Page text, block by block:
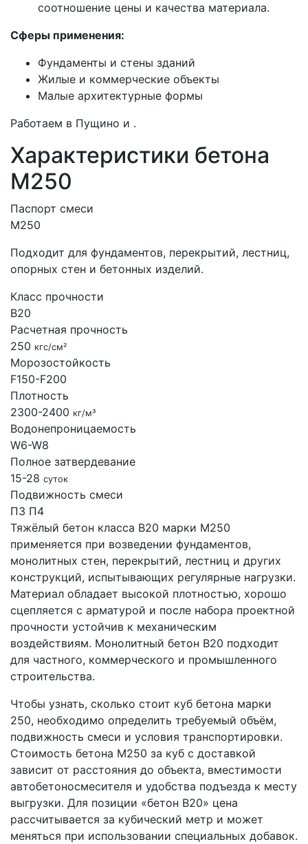
соотношение цены и качества материала.
Сферы применения:
Фундаменты и стены зданий
Жилые и коммерческие объекты
Малые архитектурные формы
Работаем в Пущино и .
Характеристики бетона
М250
Паспорт смеси
М250
Подходит для фундаментов, перекрытий, лестниц,
опорных стен и бетонных изделий.
Класс прочности
B20
Расчетная прочность
250 кгс/см²
Морозостойкость
F150-F200
Плотность
2300-2400 кг/м³
Водонепроницаемость
W6-W8
Полное затвердевание
15-28 суток
Подвижность смеси
П3 П4
Тяжёлый бетон класса В20 марки М250
применяется при возведении фундаментов,
монолитных стен, перекрытий, лестниц и других
конструкций, испытывающих регулярные нагрузки.
Материал обладает высокой плотностью, хорошо
сцепляется с арматурой и после набора проектной
прочности устойчив к механическим
воздействиям. Монолитный бетон B20 подходит
для частного, коммерческого и промышленного
строительства.
Чтобы узнать, сколько стоит куб бетона марки
250, необходимо определить требуемый объём,
подвижность смеси и условия транспортировки.
Стоимость бетона М250 за куб с доставкой
зависит от расстояния до объекта, вместимости
автобетоносмесителя и удобства подъезда к месту
выгрузки. Для позиции «бетон В20» цена
рассчитывается за кубический метр и может
меняться при использовании специальных добавок.